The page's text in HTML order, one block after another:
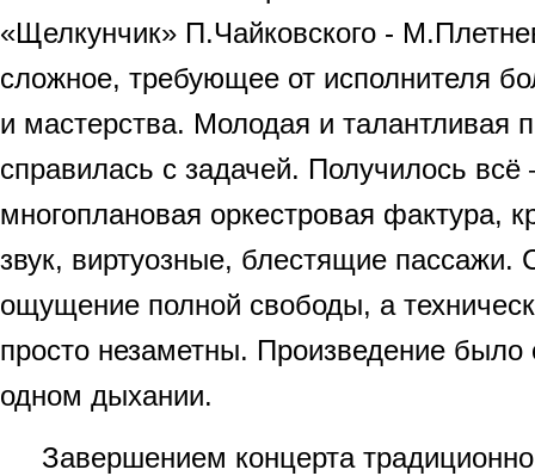
«Щелкунчик» П.Чайковского -
сложное, требующее от исполнителя
и мастерства. Молодая и талантливая
справилась с задачей. Получилось
многоплановая оркестровая фактура,
звук, виртуозные, блестящие пассажи.
ощущение полной свободы, а
просто незаметны. Произведение было
одном дыхании.
Завершением концерта традиционно